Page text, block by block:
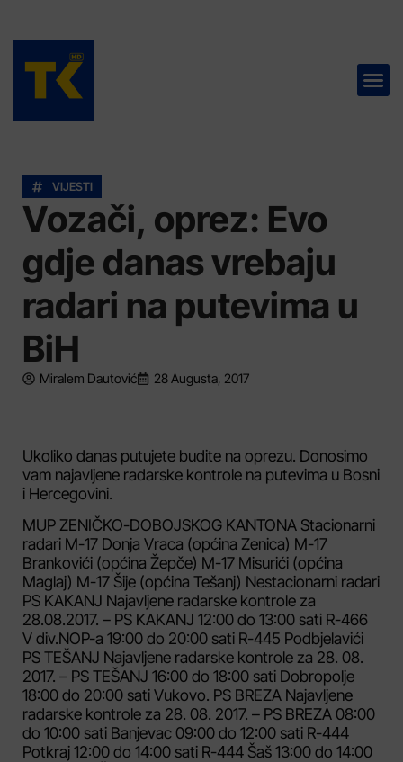
VIJESTI
Vozači, oprez: Evo
gdje danas vrebaju
radari na putevima u
BiH
Miralem Dautović 28 Augusta, 2017
Ukoliko danas putujete budite na oprezu. Donosimo
vam najavljene radarske kontrole na putevima u Bosni
i Hercegovini.
MUP ZENIČKO-DOBOJSKOG KANTONA Stacionarni
radari M-17 Donja Vraca (općina Zenica) M-17
Brankovići (općina Žepče) M-17 Misurići (općina
Maglaj) M-17 Šije (općina Tešanj) Nestacionarni radari
PS KAKANJ Najavljene radarske kontrole za
28.08.2017. – PS KAKANJ 12:00 do 13:00 sati R-466
V div.NOP-a 19:00 do 20:00 sati R-445 Podbjelavići
PS TEŠANJ Najavljene radarske kontrole za 28. 08.
2017. – PS TEŠANJ 16:00 do 18:00 sati Dobropolje
18:00 do 20:00 sati Vukovo. PS BREZA Najavljene
radarske kontrole za 28. 08. 2017. – PS BREZA 08:00
do 10:00 sati Banjevac 09:00 do 12:00 sati R-444
Potkraj 12:00 do 14:00 sati R-444 Šaš 13:00 do 14:00